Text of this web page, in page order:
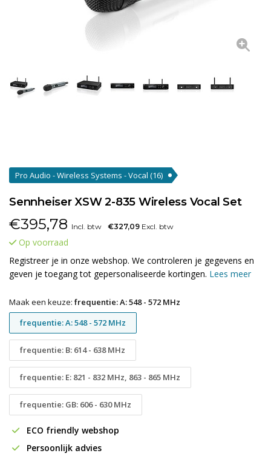
Pro Audio - Wireless Systems - Vocal (16)
Sennheiser XSW 2-835 Wireless Vocal Set
€395,78 Incl. btw €327,09 Excl. btw
Op voorraad
Registreer je in onze webshop. We controleren je gegevens en
geven je toegang tot gepersonaliseerde kortingen. Lees meer
Maak een keuze: frequentie: A: 548 - 572 MHz
frequentie: A: 548 - 572 MHz
frequentie: B: 614 - 638 MHz
frequentie: E: 821 - 832 MHz, 863 - 865 MHz
frequentie: GB: 606 - 630 MHz
ECO friendly webshop
Persoonlijk advies